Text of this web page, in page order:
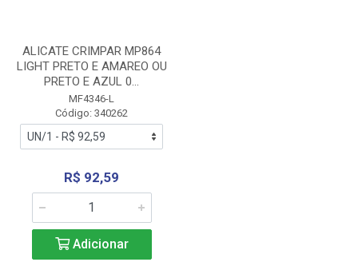
ALICATE CRIMPAR MP864
LIGHT PRETO E AMAREO OU
PRETO E AZUL 0...
MF4346-L
Código: 340262
R$ 92,59
Adicionar